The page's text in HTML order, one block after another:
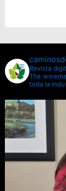
Revista
The
toda la